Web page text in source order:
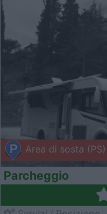
Area di sosta (PS)
Parcheggio